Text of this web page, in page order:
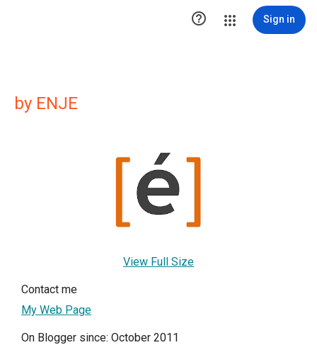
 Sign in
by ENJE
View Full Size
Contact me
My Web Page
On Blogger since: October 2011